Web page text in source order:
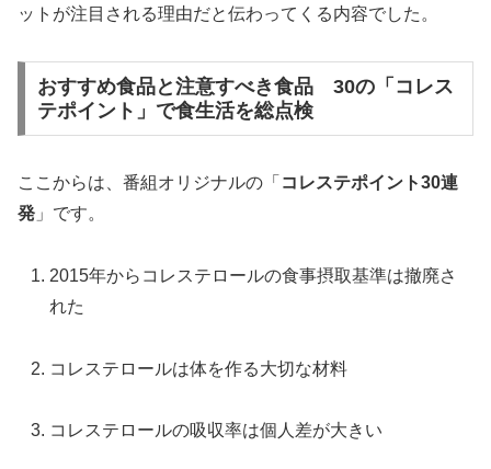
ットが注目される理由だと伝わってくる内容でした。
おすすめ食品と注意すべき食品 30の「コレス
テポイント」で食生活を総点検
ここからは、番組オリジナルの「 コレステポイント30連
発 」です。
2015年からコレステロールの食事摂取基準は撤廃さ
れた
コレステロールは体を作る大切な材料
コレステロールの吸収率は個人差が大きい